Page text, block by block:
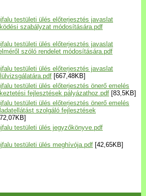
testületi ülés előterjesztés javaslat
szabályzat módosítására.pdf
testületi ülés előterjesztés javaslat
szóló rendelet módosítására.pdf
testületi ülés előterjesztés javaslat
[667,48KB]
testületi ülés előterjesztés önerő emelés
fejlesztések pályázathoz.pdf [83,5KB]
testületi ülés előterjesztés önerő emelés
szolgáló fejlesztések
testületi ülés jegyzőkönyve.pdf
testületi ülés meghívója.pdf [42,65KB]